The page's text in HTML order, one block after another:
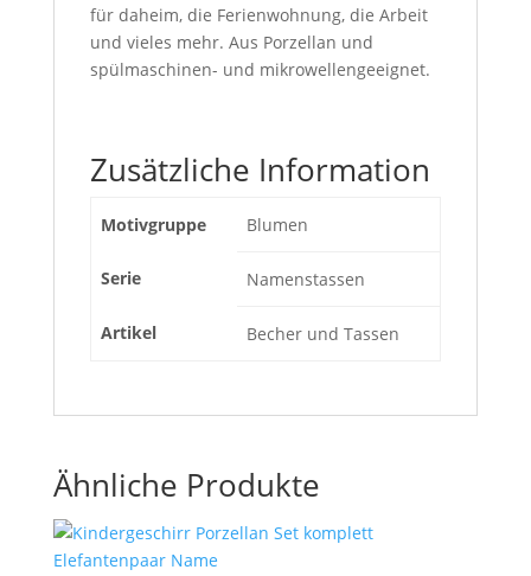
für daheim, die Ferienwohnung, die Arbeit
und vieles mehr. Aus Porzellan und
spülmaschinen- und mikrowellengeeignet.
Zusätzliche Information
Motivgruppe Blumen
Serie Namenstassen
Artikel Becher und Tassen
Ähnliche Produkte